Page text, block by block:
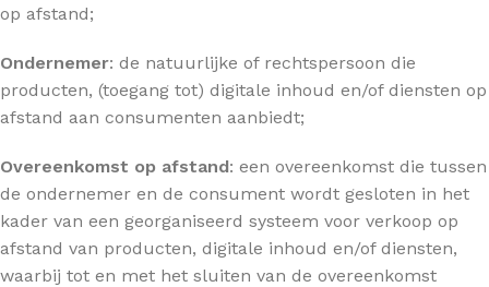
op afstand;
Ondernemer: de natuurlijke of rechtspersoon die
producten, (toegang tot) digitale inhoud en/of diensten op
afstand aan consumenten aanbiedt;
Overeenkomst op afstand: een overeenkomst die tussen
de ondernemer en de consument wordt gesloten in het
kader van een georganiseerd systeem voor verkoop op
afstand van producten, digitale inhoud en/of diensten,
waarbij tot en met het sluiten van de overeenkomst